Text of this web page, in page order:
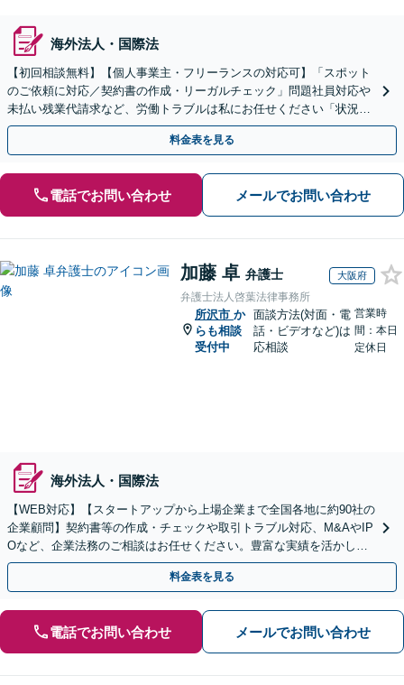
海外法人・国際法
【初回相談無料】【個人事業主・フリーランスの対応可】「スポット
のご依頼に対応／契約書の作成・リーガルチェック」問題社員対応や
未払い残業代請求など、労働トラブルは私にお任せください「状況に
応じた実践的な法的支援を実施」【休日・夜間相談可】
料金表を見る
電話でお問い合わせ メールでお問い合わせ
加藤 卓 弁護士 大阪府
弁護士法人啓葉法律事務所
所沢市 か
らも相談
受付中
面談方法(対面・電
話・ビデオなど)は
応相談
営業時
間：本日
定休日
海外法人・国際法
【WEB対応】【スタートアップから上場企業まで全国各地に約90社の
企業顧問】契約書等の作成・チェックや取引トラブル対応、M&AやIP
Oなど、企業法務のご相談はお任せください。豊富な実績を活かし的
確に対応を進めてまいります。
料金表を見る
電話でお問い合わせ メールでお問い合わせ